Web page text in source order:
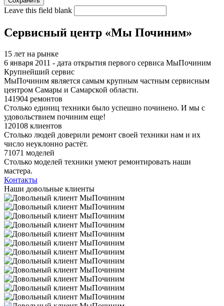
Leave this field blank
Сервисный центр «Мы Починим»
15 лет на рынке
6 января 2011 - дата открытия первого сервиса МыПочиним
Крупнейший сервис
МыПочиним является самым крупным частным сервисным
центром Самары и Самарской области.
141904 ремонтов
Столько единиц техники было успешно починено. И мы с
удовольствием починим еще!
120108 клиентов
Столько людей доверили ремонт своей техники нам и их
число неуклонно растёт.
71071 моделей
Столько моделей техники умеют ремонтировать наши
мастера.
Контакты
Наши довольные клиенты